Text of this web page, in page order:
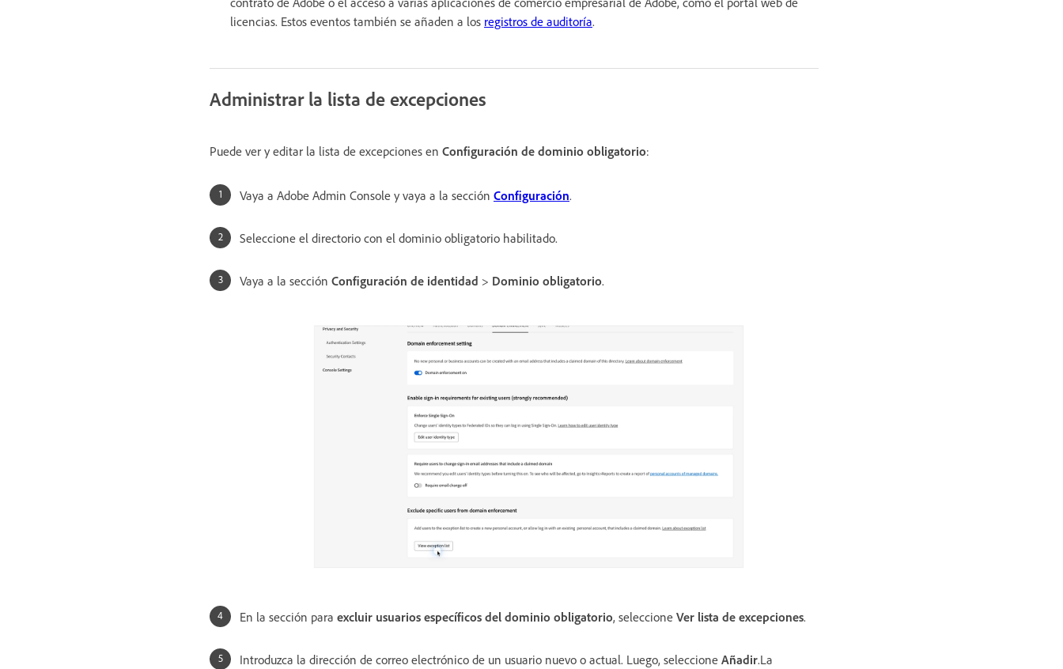
licencias. Estos eventos también se añaden a los registros de auditoría.
Administrar la lista de excepciones
Puede ver y editar la lista de excepciones en Configuración de dominio obligatorio:
Vaya a Adobe Admin Console y vaya a la sección Configuración.
Seleccione el directorio con el dominio obligatorio habilitado.
Vaya a la sección Configuración de identidad > Dominio obligatorio.
En la sección para excluir usuarios específicos del dominio obligatorio, seleccione Ver lista de excepciones.
Introduzca la dirección de correo electrónico de un usuario nuevo o actual. Luego, seleccione Añadir.La